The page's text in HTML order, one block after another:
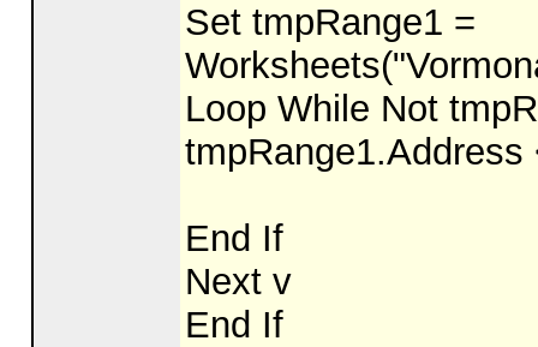
Set tmpRange1 =
Loop While Not
End If
Next v
End If